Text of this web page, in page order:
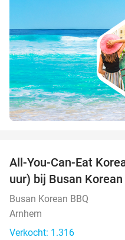
All-You-Can-Eat
uur) bij Busan Korean
Busan Korean BBQ
Arnhem
Verkocht: 1.316